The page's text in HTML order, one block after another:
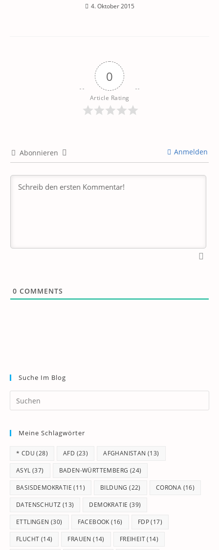
4. Oktober 2015
0
Article Rating
Abonnieren Anmelden
0 COMMENTS
Suche Im Blog
Meine Schlagwörter
* CDU (28) AFD (23) AFGHANISTAN (13)
ASYL (37) BADEN-WÜRTTEMBERG (24)
BASISDEMOKRATIE (11) BILDUNG (22) CORONA (16)
DATENSCHUTZ (13) DEMOKRATIE (39)
ETTLINGEN (30) FACEBOOK (16) FDP(17)
FLUCHT (14) FRAUEN (14) FREIHEIT(14)